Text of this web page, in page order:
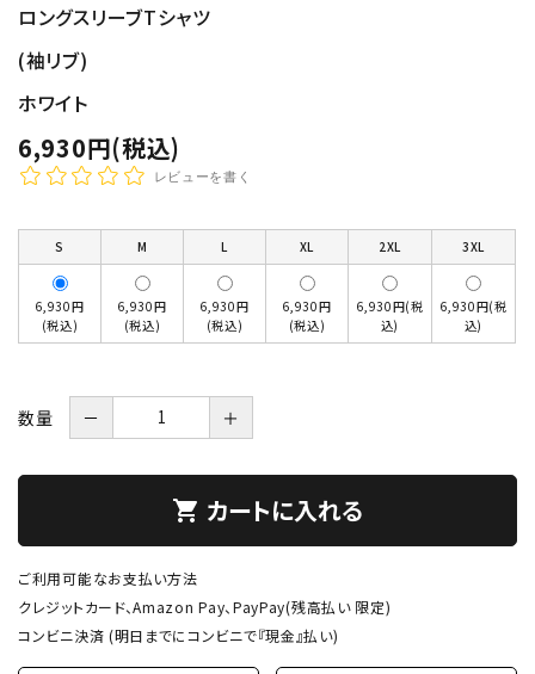
ロングスリーブTシャツ
(袖リブ)
ホワイト
6,930円(税込)
レビューを書く
S M L XL 2XL 3XL
6,930円
(税込)
6,930円
(税込)
6,930円
(税込)
6,930円
(税込)
6,930円(税
込)
6,930円(税
込)
数量 － ＋
shopping_cart カートに入れる
ご利用可能なお支払い方法
クレジットカード、Amazon Pay、PayPay(残高払い 限定)
コンビニ決済 (明日までにコンビニで『現金』払い)